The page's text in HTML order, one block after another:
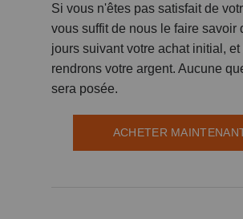
Si vous n'êtes pas satisfait de
vous suffit de nous le faire savoir
jours suivant votre achat initial,
rendrons votre argent. Aucune
sera posée.
ACHETER